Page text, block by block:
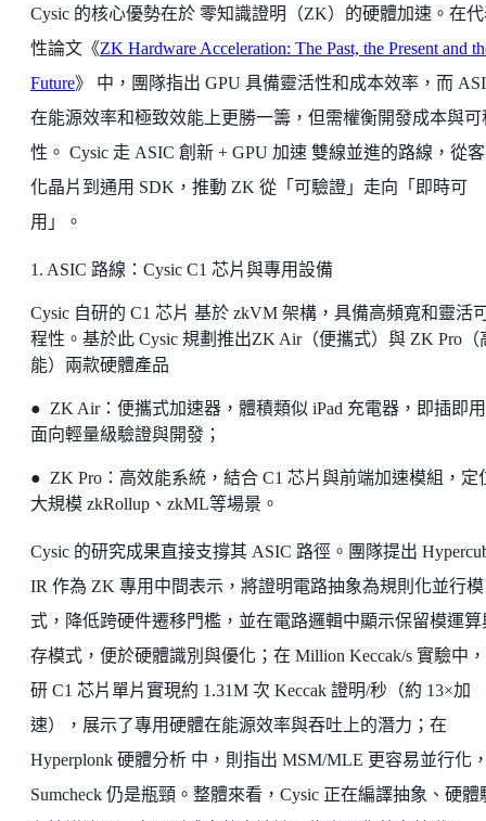
Cysic 的核心優勢在於 零知識證明（ZK）的硬體加速。在
性論文《ZK Hardware Acceleration: The Past, the Present and
Future》 中，團隊指出 GPU 具備靈活性和成本效率，而
在能源效率和極致效能上更勝一籌，但需權衡開發成本與可
性。 Cysic 走 ASIC 創新 + GPU 加速 雙線並進的路線，從
化晶片到通用 SDK，推動 ZK 從「可驗證」走向「即時可
用」。
1. ASIC 路線：Cysic C1 芯片與專用設備
Cysic 自研的 C1 芯片 基於 zkVM 架構，具備高頻寬和靈活
程性。基於此 Cysic 規劃推出ZK Air（便攜式）與 ZK Pro（
能）兩款硬體產品
● ZK Air：便攜式加速器，體積類似 iPad 充電器，即插即
面向輕量級驗證與開發；
● ZK Pro：高效能系統，結合 C1 芯片與前端加速模組，定
大規模 zkRollup、zkML等場景。
Cysic 的研究成果直接支撐其 ASIC 路徑。團隊提出
IR 作為 ZK 專用中間表示，將證明電路抽象為規則化並行模
式，降低跨硬件遷移門檻，並在電路邏輯中顯示保留模運算
存模式，便於硬體識別與優化；在 Million Keccak/s 實驗中
研 C1 芯片單片實現約 1.31M 次 Keccak 證明/秒（約 13×加
速），展示了專用硬體在能源效率與吞吐上的潛力；在
Hyperplonk 硬體分析 中，則指出 MSM/MLE 更容易並行化
Sumcheck 仍是瓶頸。整體來看，Cysic 正在編譯抽象、硬體